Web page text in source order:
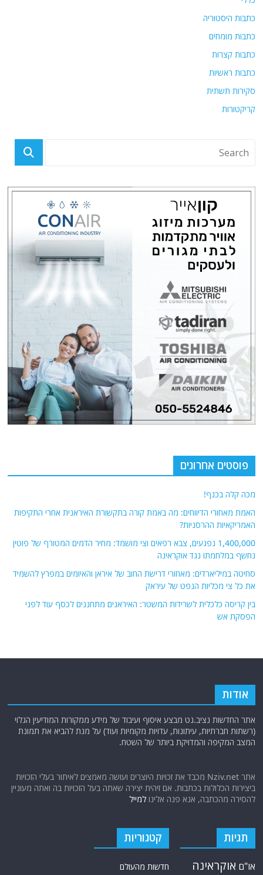
כתבות היסטוריה
כתבות מומחים
כתבות קצרות
כתבות ראשיות
סקירות תשתית
קריקטורות
פוסטים אחרונים
מכה קלה בכנף!
האמת מאחורי הדיווחים: מה באמת קורה בתקשורת האיראנית אחרי התקיפות
האמריקאיות ההרסניות?
1,400,000 נפגעים, צבא רפאים וצי מושמד: מחיר הדמים המטורף של פוטין
נחשף במלחמתו נגד אוקראינה
סחיטה במיליארדים: מאחורי דרישת החוב של איראן והאיומים במפרץ להשמיד
את כל צי מכליות הנפט של עיראק
בין קריסה כלכלית לשרידות המשטר: האיראנים מתחננים לכסף עוד לפני
הפסקת אש
אודות
אתר החדשות נציב.נט מבצע איסוף ועיבוד של מידע ממקורות המודיעין הגלוי
(רשתות חברתיות, עיתונות, עדויות מקומיות ועוד) על מנת להביא את תמונת
המצב המקיפה והמדויקת ביותר של השטח.
אתר Nziv.net מכבד את זכויות היוצרים ועושה מאמצים לאיתור בעלי הזכויות
ביצירות הכלולות בכתבות. אם זיהית יצירה שאתה בעל הזכויות בה ואתה מעוניין
להסירה מהכתבה, אנא פנה אלינולמייל
תגיות
או"ם אוקראינה
קטגוריות
חדשות מהעולם